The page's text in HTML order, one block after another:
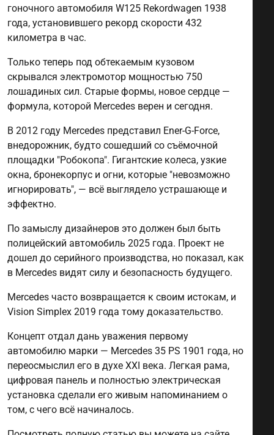
гоночного автомобиля W125 Rekordwagen 1938
года, установившего рекорд скорости 432
километра в час.
Только теперь под обтекаемым кузовом
скрывался электромотор мощностью 750
лошадиных сил. Старые формы, новое сердце —
формула, которой Mercedes верен и сегодня.
В 2012 году Mercedes представил Ener-G-Force,
внедорожник, будто сошедший со съёмочной
площадки "Робокопа". Гигантские колеса, узкие
окна, бронекорпус и огни, которые "невозможно
игнорировать", — всё выглядело устрашающе и
эффектно.
По замыслу дизайнеров это должен был быть
полицейский автомобиль 2025 года. Проект не
дошел до серийного производства, но показал, как
в Mercedes видят силу и безопасность будущего.
Mercedes часто возвращается к своим истокам, и
Vision Simplex 2019 года тому доказательство.
Концепт отдал дань уважения первому
автомобилю марки — Mercedes 35 PS 1901 года, но
переосмыслил его в духе XXI века. Легкая рама,
цифровая панель и полностью электрическая
установка сделали его живым напоминанием о
том, с чего всё начиналось.